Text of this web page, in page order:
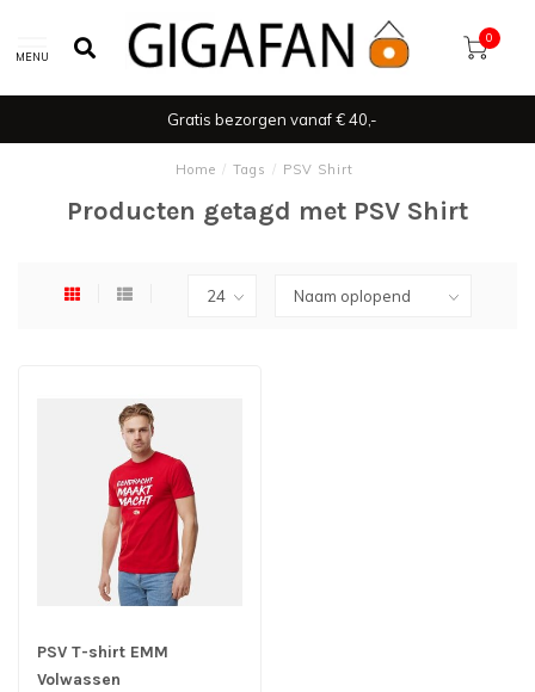
MENU
0
Gratis bezorgen vanaf € 40,-
Home / Tags / PSV Shirt
Producten getagd met PSV Shirt
PSV T-shirt EMM
Volwassen